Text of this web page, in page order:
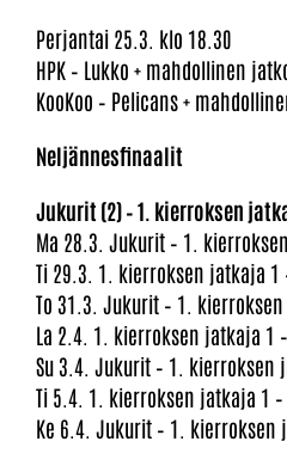
Perjantai 25.3. klo 18.30
HPK – Lukko + mahdollinen
KooKoo – Pelicans +
Neljännesfinaalit
Jukurit (2) – 1. kierroksen
Ma 28.3. Jukurit – 1.
Ti 29.3. 1. kierroksen jatkaja 1
To 31.3. Jukurit – 1.
La 2.4. 1. kierroksen jatkaja 1
Su 3.4. Jukurit – 1. kierroksen
Ti 5.4. 1. kierroksen jatkaja 1
Ke 6.4. Jukurit – 1. kierroksen